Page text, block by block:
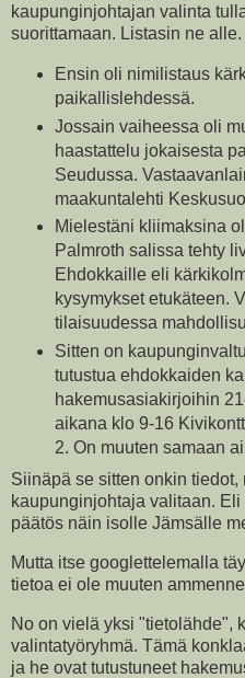
kaupunginjohtajan valinta
suorittamaan. Listasin ne alle.
Ensin oli nimilistaus
paikallislehdessä.
Jossain vaiheessa oli
haastattelu jokaisesta
Seudussa.
maakuntalehti
Mielestäni kliimaksina
Palmroth salissa tehty
Ehdokkaille eli
kysymykset etukäteen.
tilaisuudessa
Sitten on
tutustua ehdokkaiden
hakemusasiakirjoihin
aikana klo 9-16
2. On muuten samaan
Siinäpä se sitten onkin tiedot,
kaupunginjohtaja valitaan.
päätös näin isolle Jämsälle
Mutta itse googlettelemalla
tietoa ei ole muuten
No on vielä yksi "tietolähde",
valintatyöryhmä. Tämä
ja he ovat tutustuneet